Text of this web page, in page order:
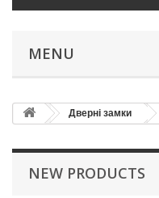
MENU
Дверні замки
NEW PRODUCTS